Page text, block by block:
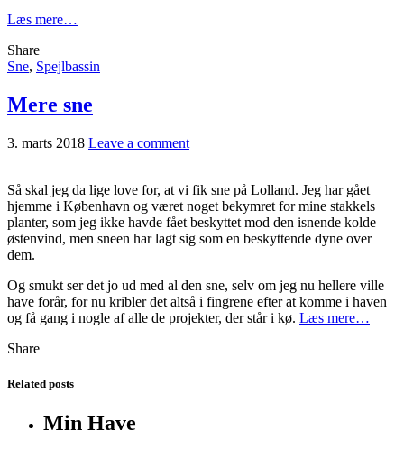
Læs mere…
Share
Sne, Spejlbassin
Mere sne
3. marts 2018 Leave a comment
Så skal jeg da lige love for, at vi fik sne på Lolland. Jeg har gået
hjemme i København og været noget bekymret for mine stakkels
planter, som jeg ikke havde fået beskyttet mod den isnende kolde
østenvind, men sneen har lagt sig som en beskyttende dyne over
dem.
Og smukt ser det jo ud med al den sne, selv om jeg nu hellere ville
have forår, for nu kribler det altså i fingrene efter at komme i haven
og få gang i nogle af alle de projekter, der står i kø. Læs mere…
Share
Related posts
Min Have